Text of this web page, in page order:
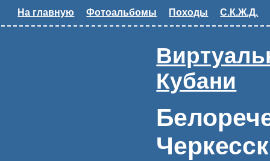
На главную Фотоальбомы Походы С.К.Ж.Д.
Кубани